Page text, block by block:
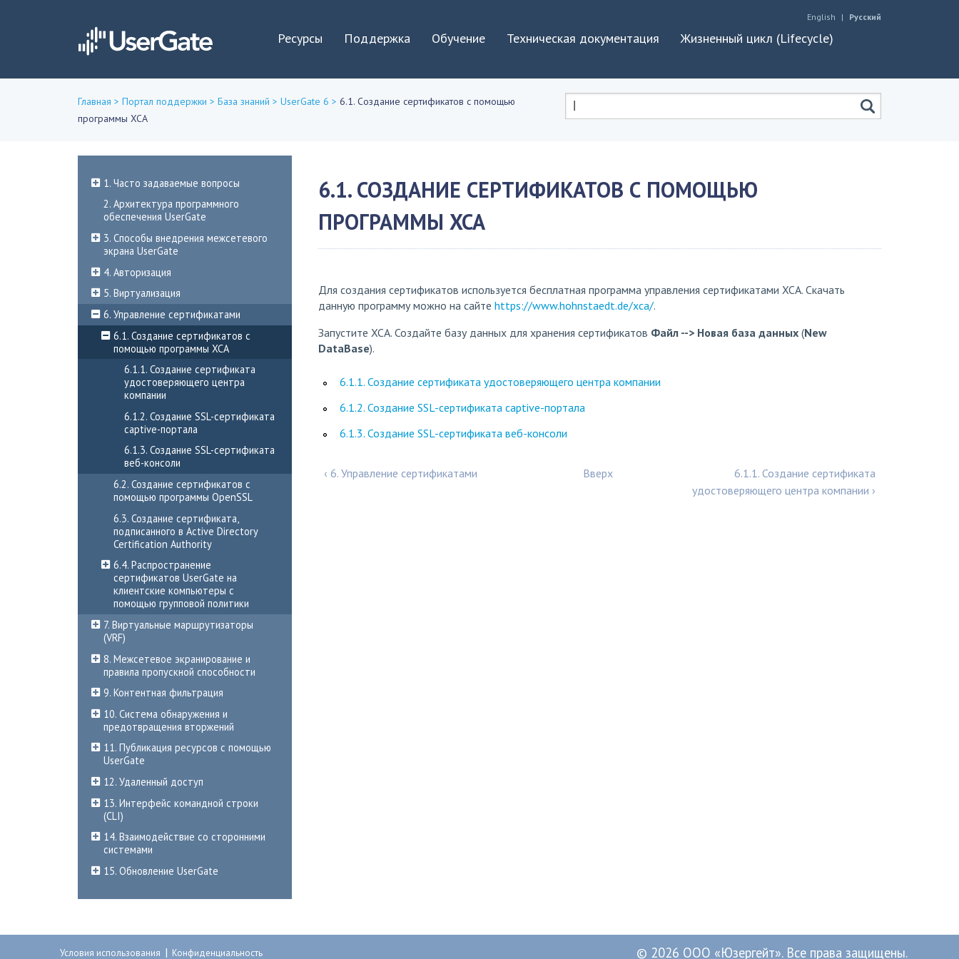
English Русский
Ресурсы Поддержка Обучение Техническая документация Жизненный цикл (Lifecycle)
Вы
здесь
Главная > Портал поддержки > База знаний > UserGate 6 > 6.1. Создание сертификатов с помощью
программы XCA
поиска
1. Часто задаваемые вопросы
2. Архитектура программного
обеспечения UserGate
3. Способы внедрения межсетевого
экрана UserGate
4. Авторизация
5. Виртуализация
6. Управление сертификатами
6.1. Создание сертификатов с
помощью программы XCA
6.1.1. Создание сертификата
удостоверяющего центра
компании
6.1.2. Создание SSL-сертификата
captive-портала
6.1.3. Создание SSL-сертификата
веб-консоли
6.2. Создание сертификатов с
помощью программы OpenSSL
6.3. Создание сертификата,
подписанного в Active Directory
Certification Authority
6.4. Распространение
сертификатов UserGate на
клиентские компьютеры с
помощью групповой политики
7. Виртуальные маршрутизаторы
(VRF)
8. Межсетевое экранирование и
правила пропускной способности
9. Контентная фильтрация
10. Система обнаружения и
предотвращения вторжений
11. Публикация ресурсов с помощью
UserGate
12. Удаленный доступ
13. Интерфейс командной строки
(CLI)
14. Взаимодействие со сторонними
системами
15. Обновление UserGate
6.1. СОЗДАНИЕ СЕРТИФИКАТОВ С ПОМОЩЬЮ
ПРОГРАММЫ XCA
Для создания сертификатов используется бесплатная программа управления сертификатами XCA. Скачать
данную программу можно на сайте https://www.hohnstaedt.de/xca/.
Запустите XCA. Создайте базу данных для хранения сертификатов Файл --> Новая база данных(New
DataBase).
6.1.1. Создание сертификата удостоверяющего центра компании
6.1.2. Создание SSL-сертификата captive-портала
6.1.3. Создание SSL-сертификата веб-консоли
‹ 6. Управление сертификатами Вверх
6.1.1. Создание сертификата
удостоверяющего центра компании ›
Условия использования | Конфиденциальность © 2026 ООО «Юзергейт». Все права защищены.